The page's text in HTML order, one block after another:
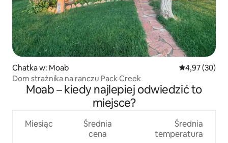
Chatka w: Moab Średnia
4,97 (30)
Dom strażnika na ranczu Pack Creek
Moab – kiedy najlepiej odwiedzić to
miejsce?
Miesiąc
Średnia
cena
Średnia
temperatura